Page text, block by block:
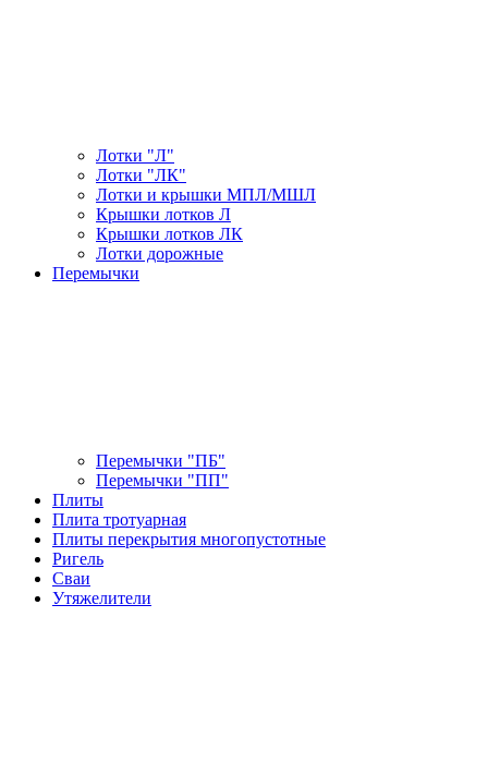
Лотки "Л"
Лотки "ЛК"
Лотки и крышки МПЛ/МШЛ
Крышки лотков Л
Крышки лотков ЛК
Лотки дорожные
Перемычки
Перемычки "ПБ"
Перемычки "ПП"
Плиты
Плита тротуарная
Плиты перекрытия многопустотные
Ригель
Сваи
Утяжелители